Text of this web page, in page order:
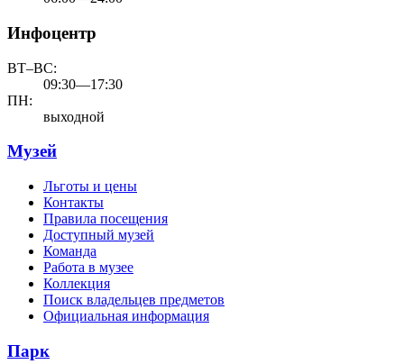
Инфоцентр
ВТ–ВС:
09:30—17:30
ПН:
выходной
Музей
Льготы и цены
Контакты
Правила посещения
Доступный музей
Команда
Работа в музее
Коллекция
Поиск владельцев предметов
Официальная информация
Парк